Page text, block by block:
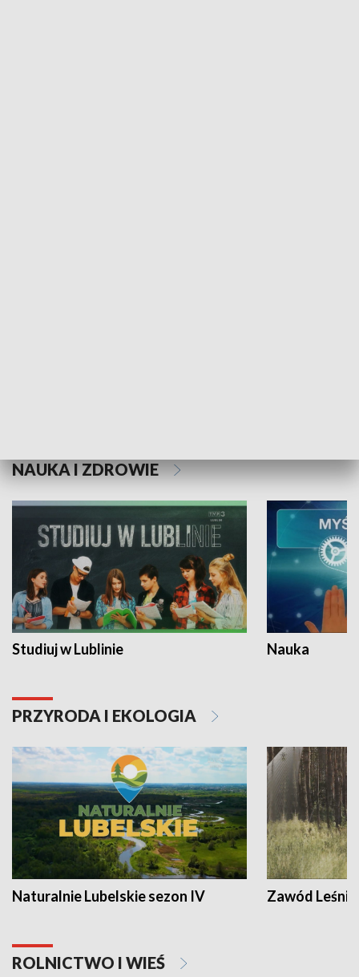
NAUKA I ZDROWIE
Studiuj w Lublinie Nauka
PRZYRODA I EKOLOGIA
Naturalnie Lubelskie sezon IV Zawód Leśnik
ROLNICTWO I WIEŚ